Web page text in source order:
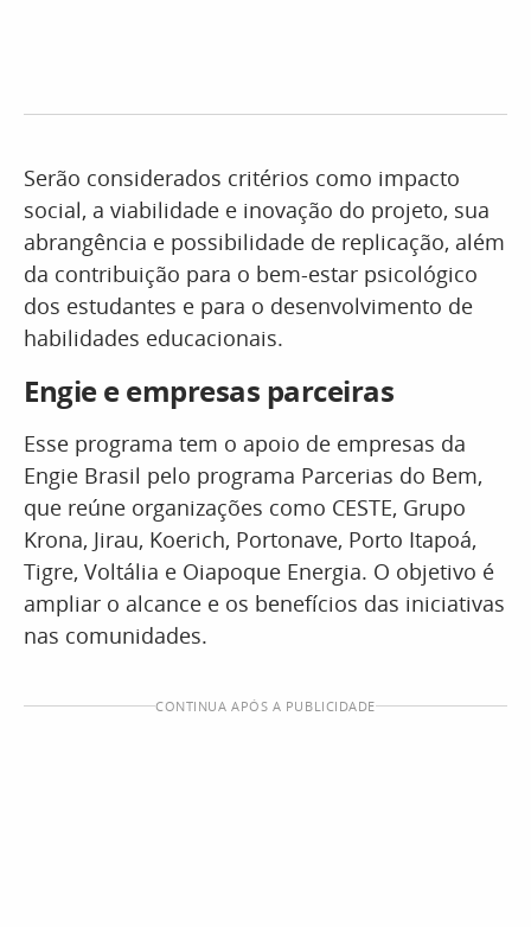
Serão considerados critérios como impacto
social, a viabilidade e inovação do projeto, sua
abrangência e possibilidade de replicação, além
da contribuição para o bem-estar psicológico
dos estudantes e para o desenvolvimento de
habilidades educacionais.
Engie e empresas parceiras
Esse programa tem o apoio de empresas da
Engie Brasil pelo programa Parcerias do Bem,
que reúne organizações como CESTE, Grupo
Krona, Jirau, Koerich, Portonave, Porto Itapoá,
Tigre, Voltália e Oiapoque Energia. O objetivo é
ampliar o alcance e os benefícios das iniciativas
nas comunidades.
CONTINUA APÓS A PUBLICIDADE